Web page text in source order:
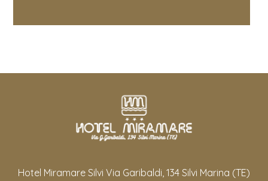
Hotel Miramare Silvi Via Garibaldi, 134 Silvi Marina (TE)